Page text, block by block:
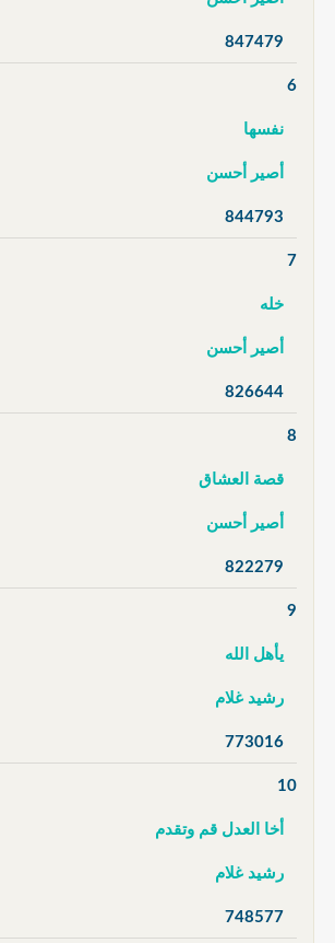
847479
6
نفسها
أصير أحسن
844793
7
خله
أصير أحسن
826644
8
قصة العشاق
أصير أحسن
822279
9
يأهل الله
رشيد غلام
773016
10
أخا العدل قم وتقدم
رشيد غلام
748577